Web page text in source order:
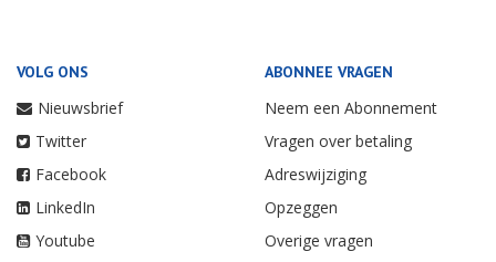
VOLG ONS
Nieuwsbrief
Twitter
Facebook
LinkedIn
Youtube
ABONNEE VRAGEN
Neem een Abonnement
Vragen over betaling
Adreswijziging
Opzeggen
Overige vragen